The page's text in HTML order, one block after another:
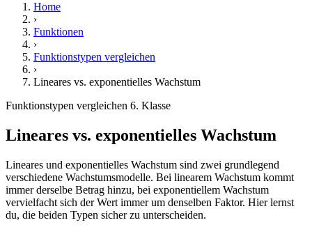
Home
›
Funktionen
›
Funktionstypen vergleichen
›
Lineares vs. exponentielles Wachstum
Funktionstypen vergleichen 6. Klasse
Lineares vs. exponentielles Wachstum
Lineares und exponentielles Wachstum sind zwei grundlegend
verschiedene Wachstumsmodelle. Bei linearem Wachstum kommt
immer derselbe Betrag hinzu, bei exponentiellem Wachstum
vervielfacht sich der Wert immer um denselben Faktor. Hier lernst
du, die beiden Typen sicher zu unterscheiden.